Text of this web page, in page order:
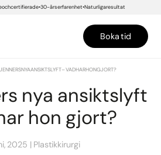
och certifierade 30-års erfarenhet Naturliga resultat
Boka tid
NYA ANSIKTSLYFT – VAD HAR HON GJORT?
nya ansiktslyft
hon gjort?
2025 Plastikkirurgi